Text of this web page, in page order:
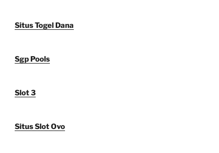
Situs Togel Dana
Sgp Pools
Slot 3
Situs Slot Ovo